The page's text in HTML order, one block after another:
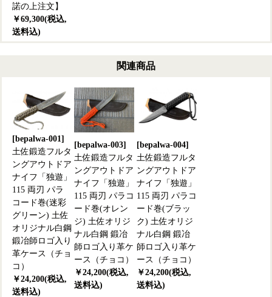
諾の上注文】
￥69,300(税込,
送料込)
関連商品
[bepalwa-001]
土佐鍛造フルタ
ングアウトドア
ナイフ「独遊」
115 両刃 パラ
コード巻(迷彩
グリーン) 土佐
オリジナル白鋼
鍛冶師ロゴ入り
革ケース（チョ
コ）
￥24,200(税込,
送料込)
[bepalwa-003]
土佐鍛造フルタ
ングアウトドア
ナイフ「独遊」
115 両刃 パラコ
ード巻(オレン
ジ) 土佐オリジ
ナル白鋼 鍛冶
師ロゴ入り革ケ
ース（チョコ）
￥24,200(税込,
送料込)
[bepalwa-004]
土佐鍛造フルタ
ングアウトドア
ナイフ「独遊」
115 両刃 パラコ
ード巻(ブラッ
ク) 土佐オリジ
ナル白鋼 鍛冶
師ロゴ入り革ケ
ース（チョコ）
￥24,200(税込,
送料込)